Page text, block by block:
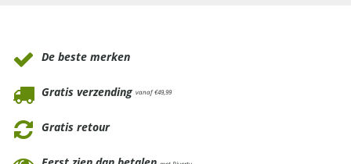
De beste merken
Gratis verzending vanaf €49,99
Gratis retour